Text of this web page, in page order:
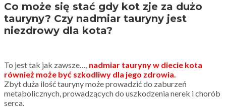
Co może się stać gdy kot zje za dużo
tauryny? Czy nadmiar tauryny jest
niezdrowy dla kota?
To jest tak jak zawsze…, nadmiar tauryny w diecie kota
również może być szkodliwy dla jego zdrowia.
Zbyt duża ilość tauryny może prowadzić do zaburzeń
metabolicznych, prowadzących do uszkodzenia nerek i chorób
serca.